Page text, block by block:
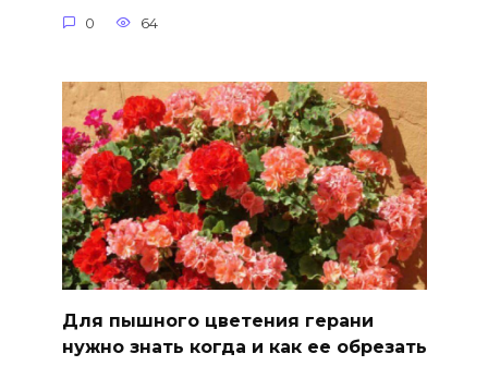
0 64
Для пышного цветения герани
нужно знать когда и как ее обрезать